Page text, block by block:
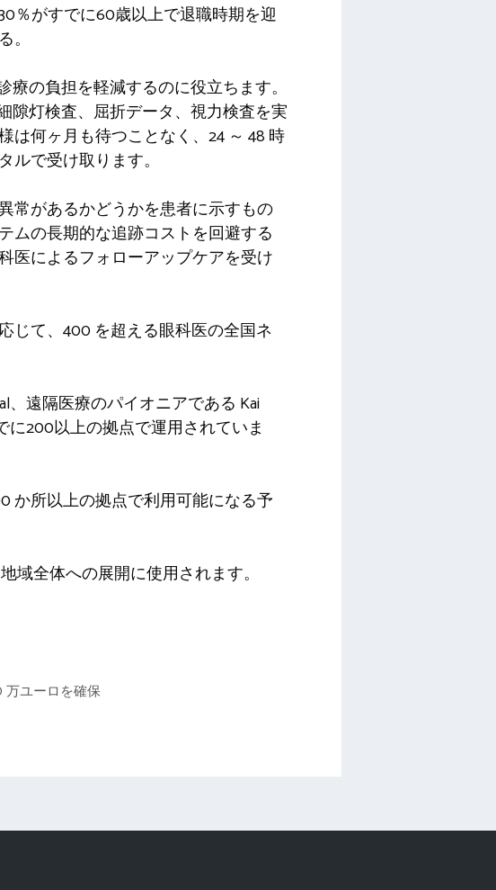
％がすでに60歳以上で退職時期を迎
の負担を軽減するのに役立ちます。
隙灯検査、屈折データ、視力検査を実
何ヶ月も待つことなく、24 ～ 48 時
で受け取ります。
常があるかどうかを患者に示すもの
ムの長期的な追跡コストを回避する
医によるフォローアップケアを受け
じて、400 を超える眼科医の全国ネ
、遠隔医療のパイオニアである Kai
に200以上の拠点で運用されていま
か所以上の拠点で利用可能になる予
域全体への展開に使用されます。
万ユーロを確保